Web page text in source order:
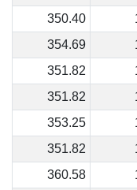
350.40
354.69
351.82
351.82
353.25
351.82
360.58